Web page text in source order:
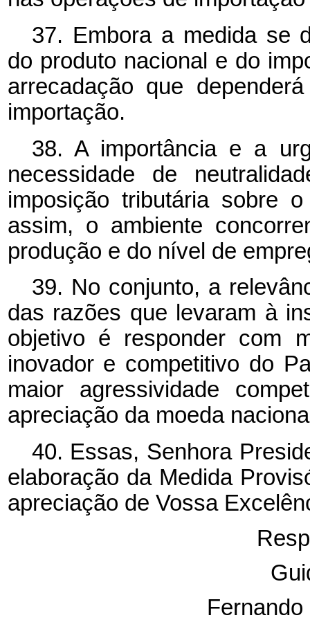
37. Embora a medida se
do produto nacional e do
arrecadação que
importação.
38. A importância e a
necessidade de
imposição tributária sobre
assim, o ambiente
produção e do nível de
39. No conjunto, a
das razões que levaram à
objetivo é responder com
inovador e competitivo do
maior agressividade
apreciação da moeda
40. Essas, Senhora
elaboração da Medida
apreciação de Vossa